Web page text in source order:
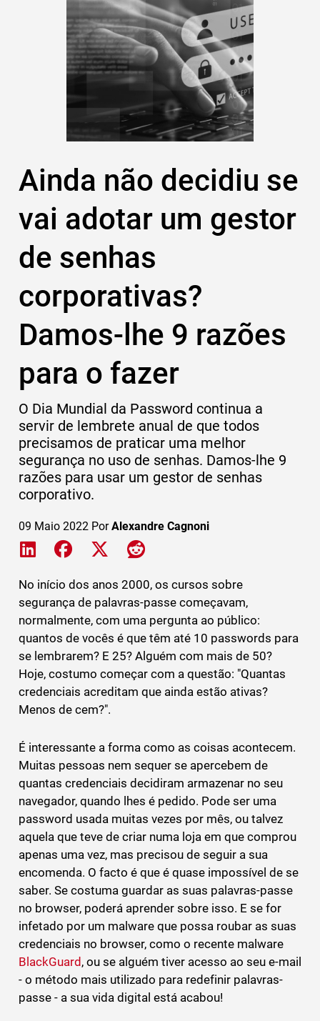
Ainda não decidiu se
vai adotar um gestor
de senhas
corporativas?
Damos-lhe 9 razões
para o fazer
O Dia Mundial da Password continua a
servir de lembrete anual de que todos
precisamos de praticar uma melhor
segurança no uso de senhas. Damos-lhe 9
razões para usar um gestor de senhas
corporativo.
09 Maio 2022 PorAlexandre Cagnoni
Share on LinkedIn
Share on Facebook
Share on XShare on Reddit
No início dos anos 2000, os cursos sobre
segurança de palavras-passe começavam,
normalmente, com uma pergunta ao público:
quantos de vocês é que têm até 10 passwords para
se lembrarem? E 25? Alguém com mais de 50?
Hoje, costumo começar com a questão: "Quantas
credenciais acreditam que ainda estão ativas?
Menos de cem?".
É interessante a forma como as coisas acontecem.
Muitas pessoas nem sequer se apercebem de
quantas credenciais decidiram armazenar no seu
navegador, quando lhes é pedido. Pode ser uma
password usada muitas vezes por mês, ou talvez
aquela que teve de criar numa loja em que comprou
apenas uma vez, mas precisou de seguir a sua
encomenda. O facto é que é quase impossível de se
saber. Se costuma guardar as suas palavras-passe
no browser, poderá aprender sobre isso. E se for
infetado por um malware que possa roubar as suas
credenciais no browser, como o recente malware
BlackGuard , ou se alguém tiver acesso ao seu e-mail
- o método mais utilizado para redefinir palavras-
passe - a sua vida digital está acabou!